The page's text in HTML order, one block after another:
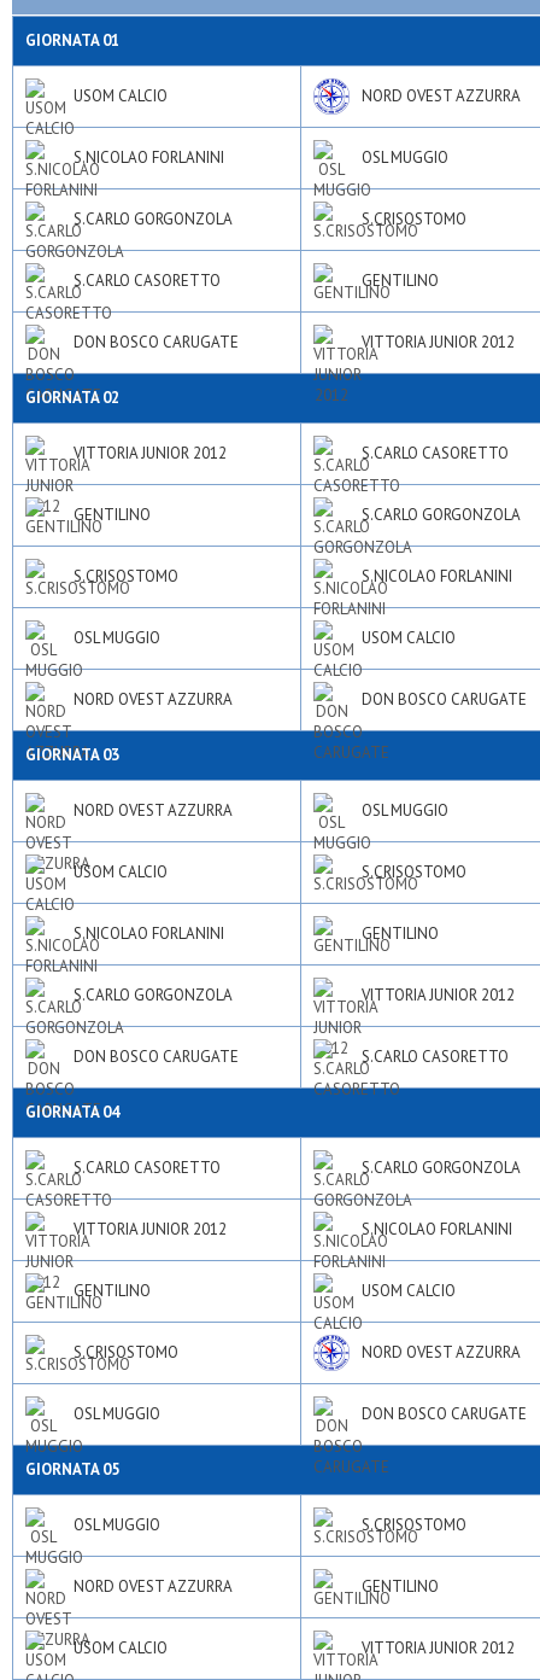
GIORNATA 01
USOM CALCIO NORD OVEST AZZURRA
S.NICOLAO FORLANINI OSL MUGGIO
S.CARLO GORGONZOLA S.CRISOSTOMO
S.CARLO CASORETTO GENTILINO
DON BOSCO CARUGATE VITTORIA JUNIOR 2012
GIORNATA 02
VITTORIA JUNIOR 2012 S.CARLO CASORETTO
GENTILINO S.CARLO GORGONZOLA
S.CRISOSTOMO S.NICOLAO FORLANINI
OSL MUGGIO USOM CALCIO
NORD OVEST AZZURRA DON BOSCO CARUGATE
GIORNATA 03
NORD OVEST AZZURRA OSL MUGGIO
USOM CALCIO S.CRISOSTOMO
S.NICOLAO FORLANINI GENTILINO
S.CARLO GORGONZOLA VITTORIA JUNIOR 2012
DON BOSCO CARUGATE S.CARLO CASORETTO
GIORNATA 04
S.CARLO CASORETTO S.CARLO GORGONZOLA
VITTORIA JUNIOR 2012 S.NICOLAO FORLANINI
GENTILINO USOM CALCIO
S.CRISOSTOMO NORD OVEST AZZURRA
OSL MUGGIO DON BOSCO CARUGATE
GIORNATA 05
OSL MUGGIO S.CRISOSTOMO
NORD OVEST AZZURRA GENTILINO
USOM CALCIO VITTORIA JUNIOR 2012